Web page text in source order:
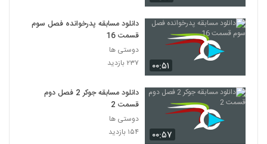
۰۰:۵۱
دانلود مسابقه پدرخوانده فصل سوم
قسمت 16
دوستی ها
۲۳۷ بازدید
۰۰:۵۷
دانلود مسابقه جوکر 2 فصل دوم
قسمت 2
دوستی ها
۱۵۴ بازدید